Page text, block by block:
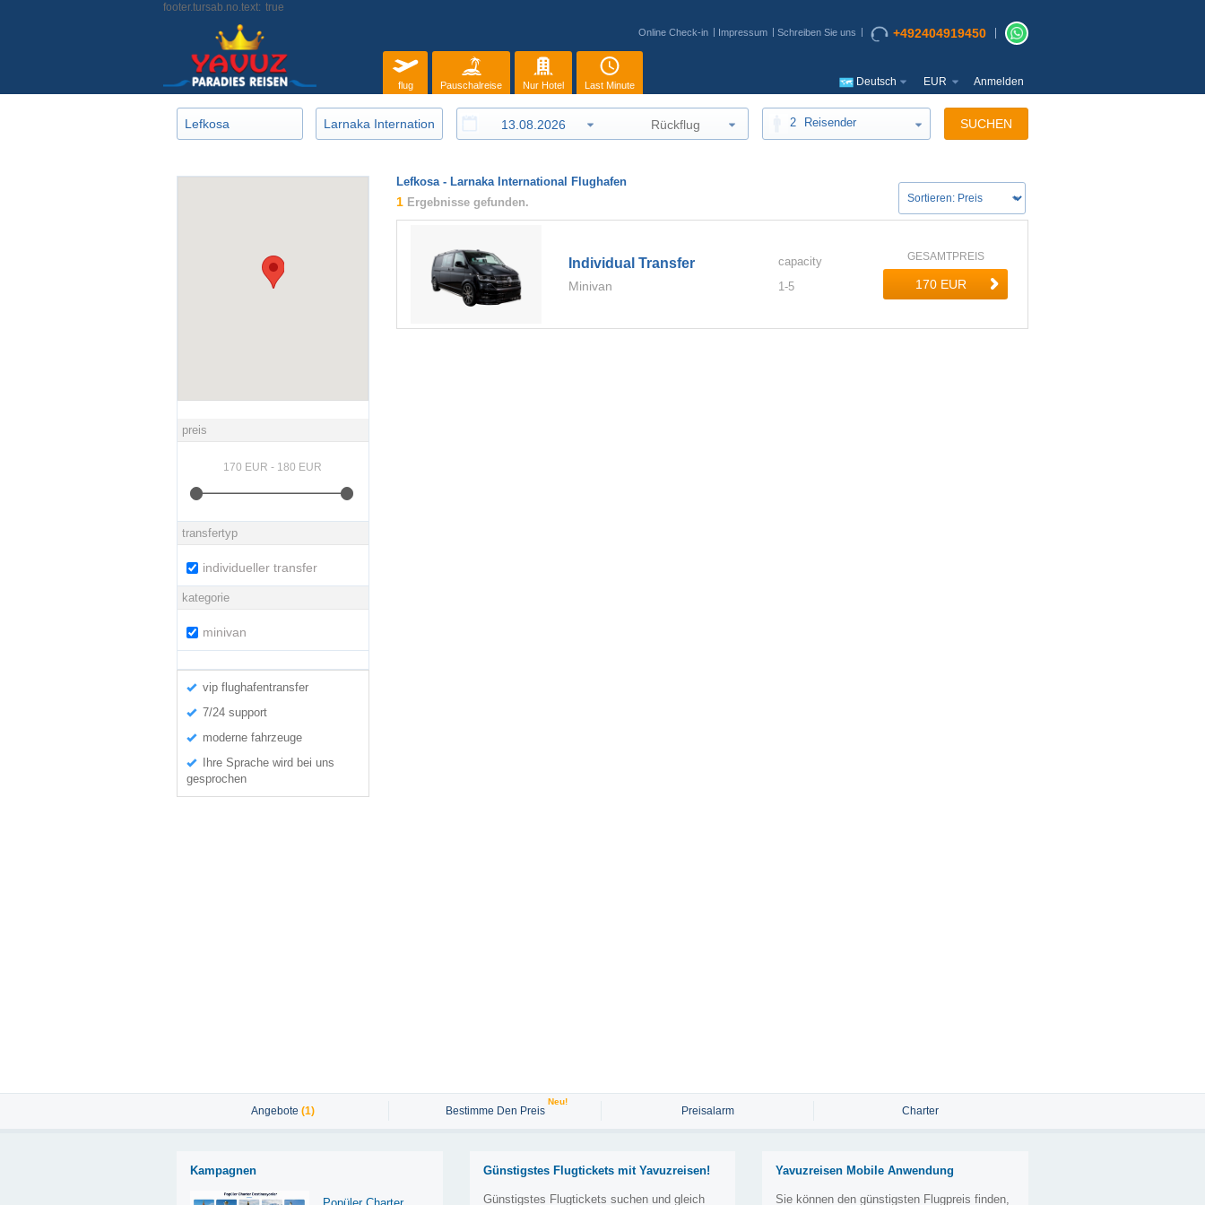
footer.tursab.no.text: true
Online Check-in Impressum Schreiben Sie uns +492404919450
flug Pauschalreise Nur Hotel Last Minute Deutsch EUR Anmelden
2 Reisender SUCHEN
preis
transfertyp
individueller transfer
kategorie
minivan
vip flughafentransfer
7/24 support
moderne fahrzeuge
Ihre Sprache wird bei uns
gesprochen
Lefkosa - Larnaka International Flughafen
1 Ergebnisse gefunden.
Individual Transfer
Minivan
capacity
1-5
GESAMTPREIS
Angebote (1) Bestimme Den Preis
Neu!
Preisalarm Charter
Kampagnen Günstigstes Flugtickets mit Yavuzreisen!
Günstigstes Flugtickets suchen und gleich
Yavuzreisen Mobile Anwendung
Sie können den günstigsten Flugpreis finden,